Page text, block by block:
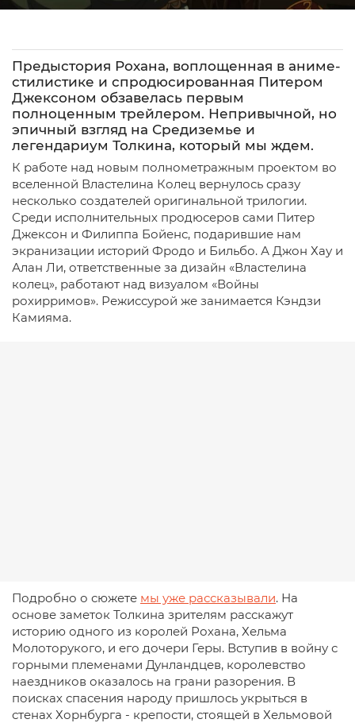
Предыстория Рохана, воплощенная в аниме-
стилистике и спродюсированная Питером
Джексоном обзавелась первым
полноценным трейлером. Непривычной, но
эпичный взгляд на Средиземье и
легендариум Толкина, который мы ждем.
К работе над новым полнометражным проектом во
вселенной Властелина Колец вернулось сразу
несколько создателей оригинальной трилогии.
Среди исполнительных продюсеров сами Питер
Джексон и Филиппа Бойенс, подарившие нам
экранизации историй Фродо и Бильбо. А Джон Хау и
Алан Ли, ответственные за дизайн «Властелина
колец», работают над визуалом «Войны
рохирримов». Режиссурой же занимается Кэндзи
Камияма.
Подробно о сюжете мы уже рассказывали. На
основе заметок Толкина зрителям расскажут
историю одного из королей Рохана, Хельма
Молоторукого, и его дочери Геры. Вступив в войну с
горными племенами Дунландцев, королевство
наездников оказалось на грани разорения. В
поисках спасения народу пришлось укрыться в
стенах Хорнбурга - крепости, стоящей в Хельмовой